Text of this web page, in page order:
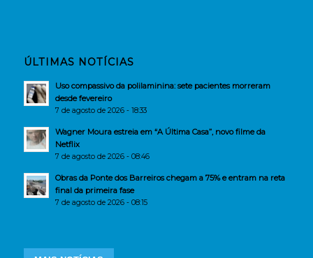
ÚLTIMAS NOTÍCIAS
Uso compassivo da polilaminina: sete pacientes morreram
desde fevereiro
7 de agosto de 2026 - 18:33
Wagner Moura estreia em “A Última Casa”, novo filme da
Netflix
7 de agosto de 2026 - 08:46
Obras da Ponte dos Barreiros chegam a 75% e entram na reta
final da primeira fase
7 de agosto de 2026 - 08:15